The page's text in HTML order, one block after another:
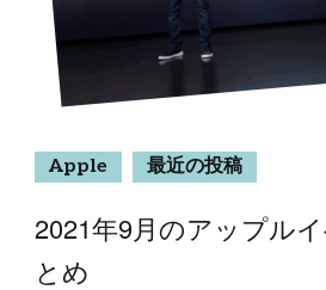
Apple 最近の投稿
2021年9月のアップル
とめ